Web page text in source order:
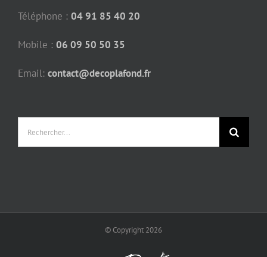
Téléphone : 04 91 85 40 20
Mobile : 06 09 50 50 35
Email: contact@decoplafond.fr
© Copyright 2026